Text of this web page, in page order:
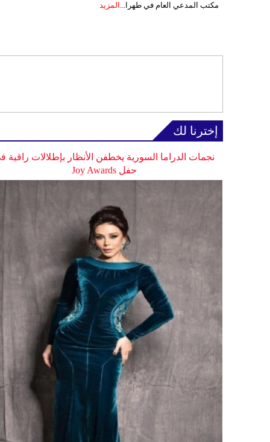
مكتب المدعي العام في طهرا... المزيد
إخترنا لك
نجمات الدراما السورية يخطفن الأنظار بإطلالات راقية
حفل Joy Awards